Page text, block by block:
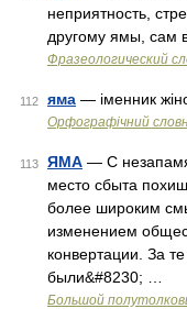
неприятность,
другому ямы, сам
Фразеологический
112 яма — іменник
Орфографічний
113 ЯМА — С
место сбыта
более широким
изменением
конвертации. За
были&#8230; …
Большой